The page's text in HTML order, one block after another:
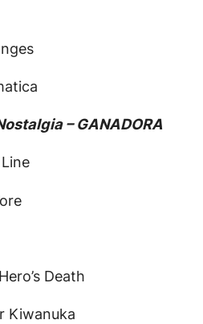
– GANADORA
Death
Kiwanuka